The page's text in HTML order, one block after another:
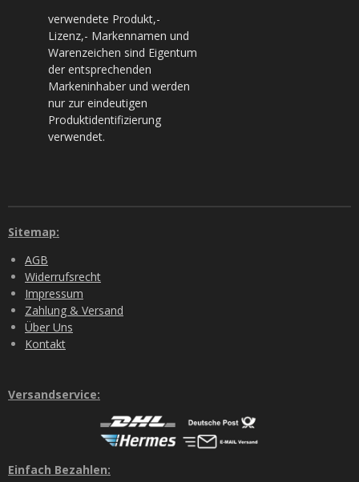
verwendete Produkt,-
Lizenz,- Markennamen und
Warenzeichen sind Eigentum
der entsprechenden
Markeninhaber und werden
nur zur eindeutigen
Produktidentifizierung
verwendet.
Sitemap:
AGB
Widerrufsrecht
Impressum
Zahlung & Versand
Über Uns
Kontakt
Versandservice:
Einfach Bezahlen: